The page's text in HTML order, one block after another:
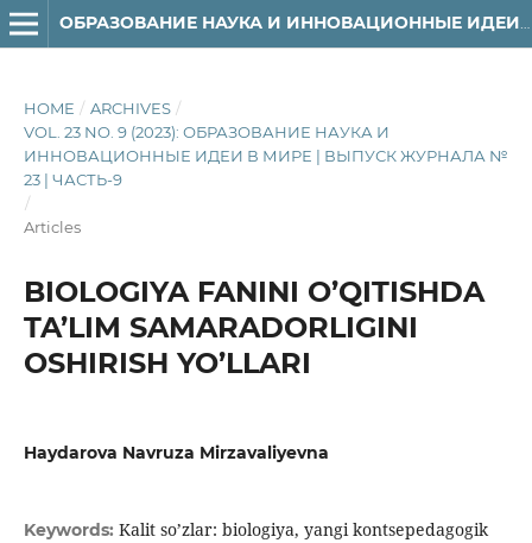
HOME / ARCHIVES /
VOL. 23 NO. 9 (2023): ОБРАЗОВАНИЕ НАУКА И
ИННОВАЦИОННЫЕ ИДЕИ В МИРЕ | ВЫПУСК ЖУРНАЛА №
23 | ЧАСТЬ-9
/
Articles
BIOLOGIYA FANINI O’QITISHDA
TA’LIM SAMARADORLIGINI
OSHIRISH YO’LLARI
Haydarova Navruza Mirzavaliyevna
Keywords: Kalit so’zlar: biologiya, yangi kontsepedagogik